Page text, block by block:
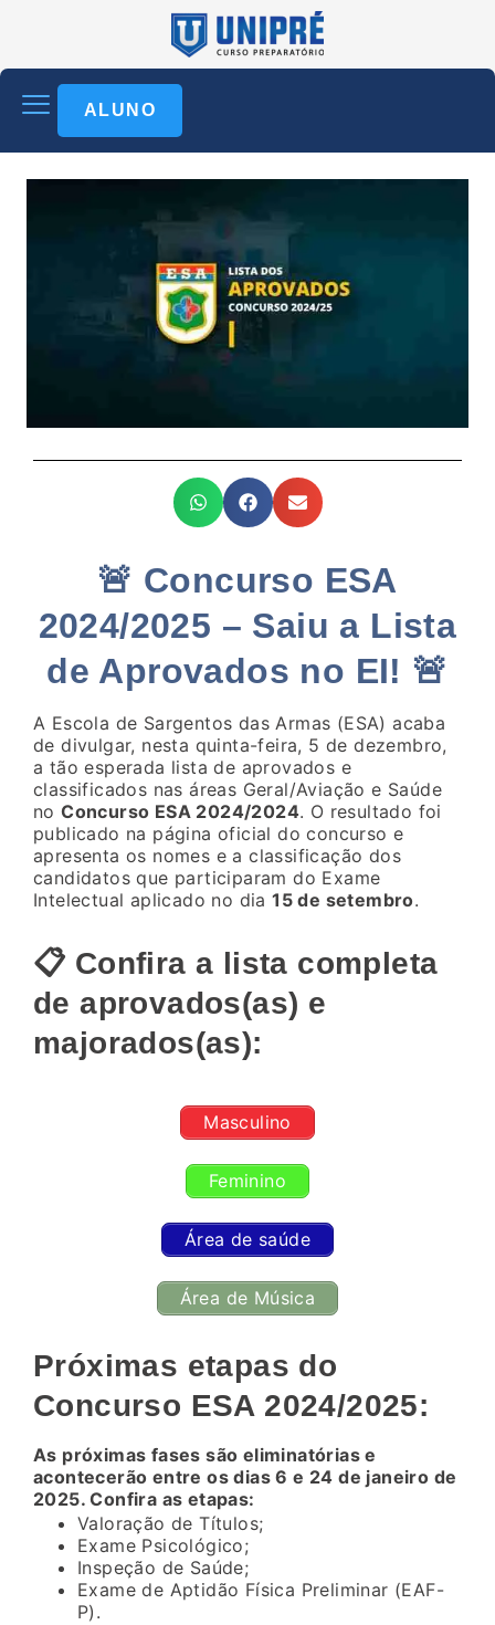
ALUNO
🚨 Concurso ESA
2024/2025 – Saiu a Lista
de Aprovados no EI! 🚨
A Escola de Sargentos das Armas (ESA) acaba
de divulgar, nesta quinta-feira, 5 de dezembro,
a tão esperada lista de aprovados e
classificados nas áreas Geral/Aviação e Saúde
noConcurso ESA 2024/2024. O resultado foi
publicado na página oficial do concurso e
apresenta os nomes e a classificação dos
candidatos que participaram do Exame
Intelectual aplicado no dia15 de setembro.
📋 Confira a lista completa
de aprovados(as) e
majorados(as):
Masculino
Feminino
Área de saúde
Área de Música
Próximas etapas do
Concurso ESA 2024/2025:
As próximas fases são eliminatórias e
acontecerão entre os dias 6 e 24 de janeiro de
2025. Confira as etapas:
Valoração de Títulos;
Exame Psicológico;
Inspeção de Saúde;
Exame de Aptidão Física Preliminar (EAF-
P).